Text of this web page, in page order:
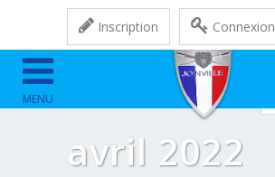
Inscription Connexion
avril 2022